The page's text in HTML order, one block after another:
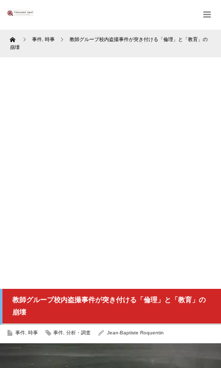
Home 事件 時事
教師グループ校内盗撮事件が突き付ける「倫理」と「教育」の
崩壊
教師グループ校内盗撮事件が突き付ける「倫理」と「教育」の
崩壊
事件 時事 事件 分析・調査 Jean-Baptiste Roquentin